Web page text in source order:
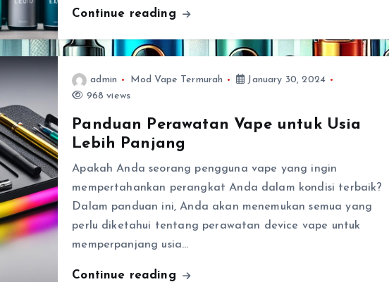
Continue reading
admin Mod Vape Termurah
January 30, 2024
968 views
Panduan Perawatan Vape untuk Usia
Lebih Panjang
Apakah Anda seorang pengguna vape yang ingin
mempertahankan perangkat Anda dalam kondisi terbaik?
Dalam panduan ini, Anda akan menemukan semua yang
perlu diketahui tentang perawatan device vape untuk
memperpanjang usia…
Continue reading